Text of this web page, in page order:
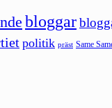
bloggar
politik präst Same